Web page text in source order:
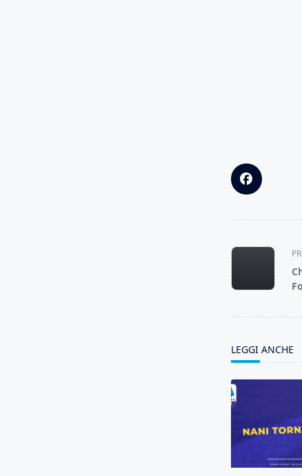
<span
class="nav-
subtitle
screen-
LEGGI ANCHE